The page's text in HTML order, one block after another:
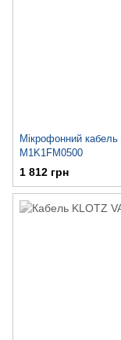
Мікрофонний
M1K1FM0500
1 812 грн